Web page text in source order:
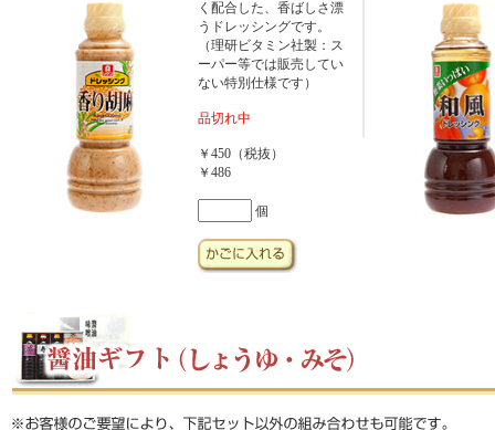
く配合した、香ばしさ漂
うドレッシングです。
（理研ビタミン社製：ス
ーパー等では販売してい
ない特別仕様です）
品切れ中
￥450（税抜）
￥486
個